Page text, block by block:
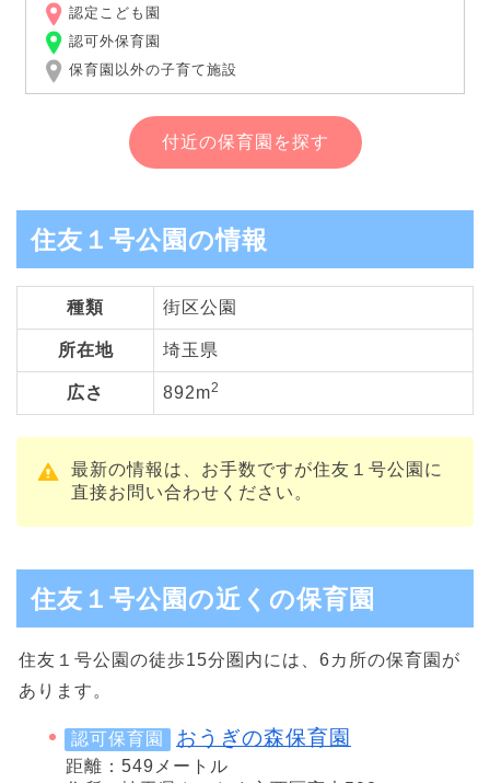
認定こども園
認可外保育園
保育園以外の子育て施設
付近の保育園を探す
住友１号公園の情報
種類 街区公園
所在地 埼玉県
広さ 892m2
最新の情報は、お手数ですが住友１号公園に
直接お問い合わせください。
住友１号公園の近くの保育園
住友１号公園の徒歩15分圏内には、6カ所の保育園が
あります。
認可保育園 おうぎの森保育園
距離：549メートル